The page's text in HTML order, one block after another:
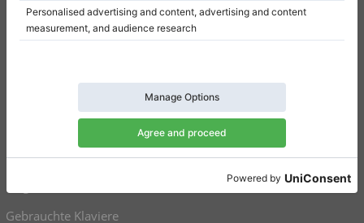
Nutzungsbedingungen
Datenschutzerklärung
Klaviere zu verkaufen
Gebrauchte Klaviere